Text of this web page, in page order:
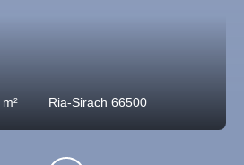
m² Ria-Sirach 66500